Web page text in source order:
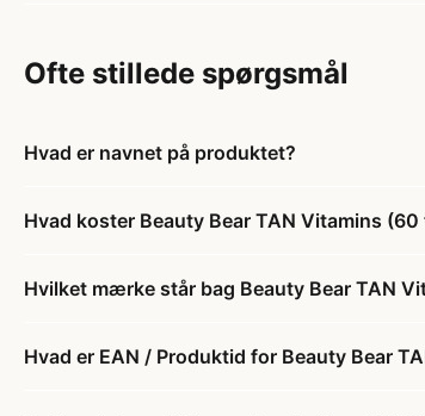
Ofte stillede spørgsmål
Hvad er navnet på produktet?
Hvad koster Beauty Bear TAN Vitamins (60
Hvilket mærke står bag Beauty Bear TAN
Hvad er EAN / Produktid for Beauty Bear